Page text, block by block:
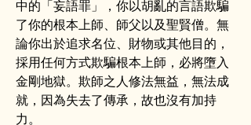
中的「妄語罪」，你以胡亂的言語欺騙
了你的根本上師、師父以及聖賢僧。無
論你出於追求名位、財物或其他目的，
採用任何方式欺騙根本上師，必將墮入
金剛地獄。欺師之人修法無益，無法成
就，因為失去了傳承，故也沒有加持
力。